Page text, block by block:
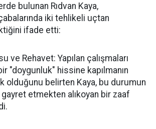
bulunan Rıdvan Kaya,
iki tehlikeli uçtan
ifade etti:
ve Rehavet: Yapılan çalışmaları
"doygunluk" hissine kapılmanın
olduğunu belirten Kaya, bu durumun
etmekten alıkoyan bir zaaf